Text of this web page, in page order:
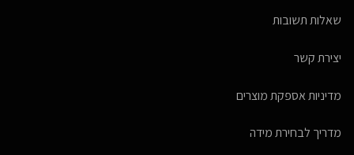
שאלות תשובות
יצירת קשר
מדיניות אספקת מוצרים
מדריך לבחירת מידה